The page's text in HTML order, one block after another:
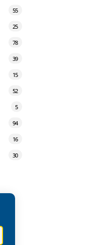
55
25
78
39
15
52
5
94
16
30